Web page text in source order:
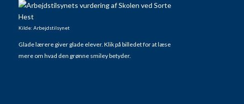
Kilde: Arbejdstilsynet
Glade lærere giver glade elever. Klik på billedet for at læse
mere om hvad den grønne smiley betyder.